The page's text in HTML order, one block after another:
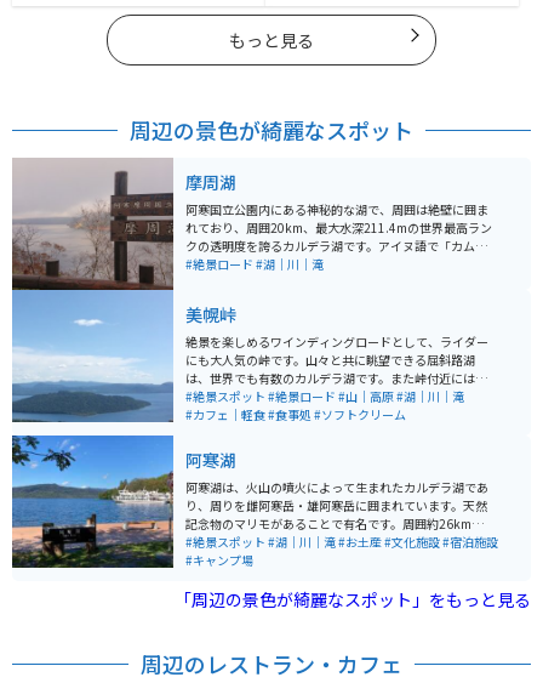
もっと見る
周辺の景色が綺麗なスポット
摩周湖
阿寒国立公園内にある神秘的な湖で、周囲は絶壁に囲ま
れており、周囲20km、最大水深211.4mの世界最高ラン
クの透明度を誇るカルデラ湖です。アイヌ語で「カムイ
トー」（神の湖）と呼ばれ、摩周ブルーと呼ばれる独特
を特別保護地区として保護されていて、風のない夜は真
っ暗闇で星を見るのに最適な場所です。「摩周湖星紀
行」という専属ガイドによる星空の観察ツアーも開催さ
れています 第一展望台は観光バスが来たり、お土産の施
設などもあるので人が多く、料金もかかりますが、バイ
クも車も停めやすくゆっくりと休憩できます。
#絶景ロード #湖｜川｜滝
美幌峠
絶景を楽しめるワインディングロードとして、ライダー
にも大人気の峠です。山々と共に眺望できる屈斜路湖
は、世界でも有数のカルデラ湖です。また峠付近には、
北海道では珍しいヘアピンカーブの場所もあり、直線だ
けでない走りを楽しむ事もできます。辿り着いた峠から
#絶景スポット #絶景ロード #山｜高原#湖｜川｜滝
#カフェ｜軽食#食事処 #ソフトクリーム
阿寒湖
阿寒湖は、火山の噴火によって生まれたカルデラ湖であ
り、周りを雌阿寒岳・雄阿寒岳に囲まれています。天然
記念物のマリモがあることで有名です。周囲約26km、
海抜420mで、阿寒湖を一周するには遊覧船で1時間弱か
かります。 湖上には4つの島があり、マリモも汽船に乗
り、道東屈指の観光地として知られています。全域が
などもあり長期で滞在するにも良い場所です。
#絶景スポット #湖｜川｜滝#お土産#文化施設#宿泊施設
#キャンプ場
「周辺の景色が綺麗なスポット」をもっと見る
周辺のレストラン・カフェ